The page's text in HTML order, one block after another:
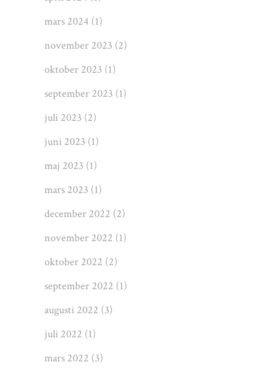
mars 2024 (1)
november 2023 (2)
oktober 2023 (1)
september 2023 (1)
juli 2023 (2)
juni 2023 (1)
maj 2023 (1)
mars 2023 (1)
december 2022 (2)
november 2022 (1)
oktober 2022 (2)
september 2022 (1)
augusti 2022 (3)
juli 2022 (1)
mars 2022 (3)